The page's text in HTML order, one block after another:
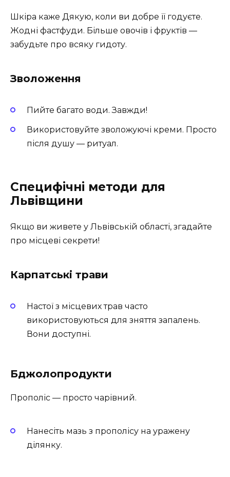
Шкіра каже Дякую, коли ви добре її годуєте.
Жодні фастфуди. Більше овочів і фруктів —
забудьте про всяку гидоту.
Зволоження
Пийте багато води. Завжди!
Використовуйте зволожуючі креми. Просто
після душу — ритуал.
Специфічні методи для
Львівщини
Якщо ви живете у Львівській області, згадайте
про місцеві секрети!
Карпатські трави
Настої з місцевих трав часто
використовуються для зняття запалень.
Вони доступні.
Бджолопродукти
Прополіс — просто чарівний.
Нанесіть мазь з прополісу на уражену
ділянку.